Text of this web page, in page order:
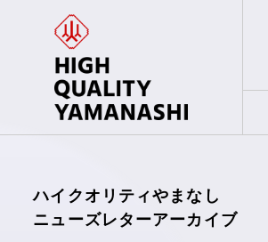
ハイクオリティやまなし
ニューズレターアーカイブ